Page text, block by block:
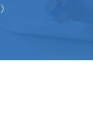
）